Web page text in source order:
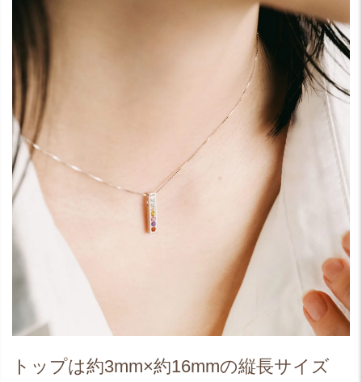
トップは約3mm×約16mmの縦長サイズ